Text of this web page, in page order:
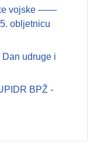
vojske ——
obljetnicu
udruge i
BPŽ -